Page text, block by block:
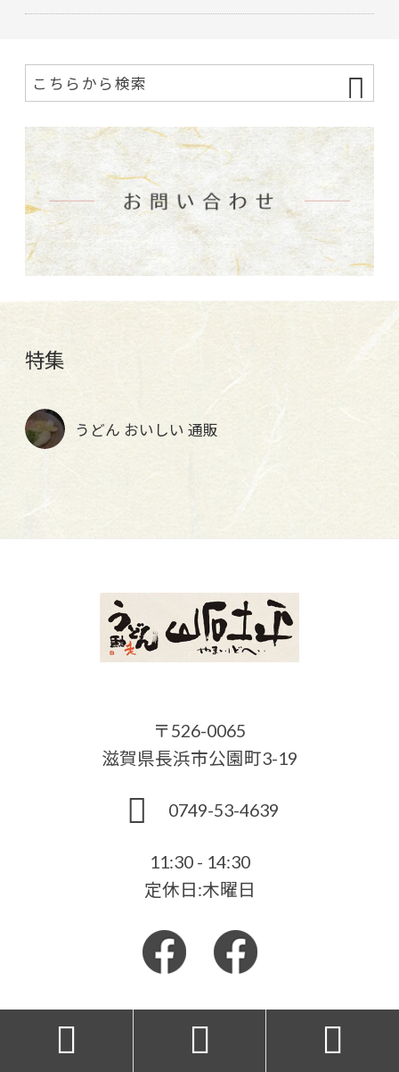
特集
うどん おいしい 通販
〒526-0065
滋賀県長浜市公園町3-19
0749-53-4639
11:30 - 14:30
定休日:木曜日
  